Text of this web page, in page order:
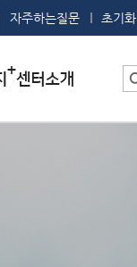
자주하는질문 초기화